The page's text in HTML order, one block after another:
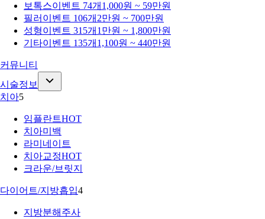
보톡스이벤트 74개 1,000원 ~ 59만원
필러 이벤트 106개 2만원 ~ 700만원
성형이벤트 315개 1만원 ~ 1,800만원
기타이벤트 135개 1,100원 ~ 440만원
커뮤니티
시술정보
치아5
임플란트HOT
치아미백
라미네이트
치아교정HOT
크라운/브릿지
다이어트/지방흡입4
지방분해주사